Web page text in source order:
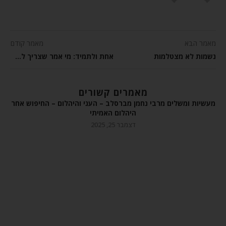
מאמר הבא
נשמות לא מצטלמות
מאמר קודם
אחת ולתמיד: מי אמר שצריך להיות תמיד בשמחה?
מאמרים קשורים
מעשיות ומשלים מרבי נחמן מברסלב – העני והיהלום – החיפוש אחר
היהלום האמיתי
דצמבר 25, 2025